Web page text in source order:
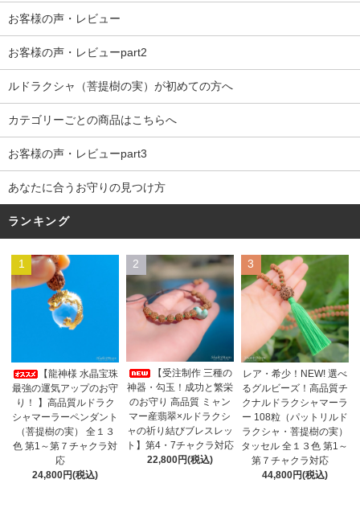
お客様の声・レビュー
お客様の声・レビューpart2
ルドラクシャ（菩提樹の実）が初めての方へ
カテゴリーごとの商品はこちらへ
お客様の声・レビューpart3
あなたに合うお守りの見つけ方
ランキング
1
【龍神様 水晶宝珠
最強の運気アップのお守
り！ 】高品質ルドラク
シャマーラーペンダント
（菩提樹の実） 全１３
色 第1～第７チャクラ対
応
24,800円(税込)
2
【受注制作 三種の
神器・勾玉！成功と繁栄
のお守り 高品質 ミャン
マー産翡翠×ルドラクシ
ャの祈り結びブレスレッ
ト】第4・7チャクラ対応
22,800円(税込)
3
レア・希少！NEW! 選べ
るグルビーズ！高品質チ
クナルドラクシャマーラ
ー 108粒（パットリルド
ラクシャ・菩提樹の実）
タッセル 全１３色 第1～
第７チャクラ対応
44,800円(税込)